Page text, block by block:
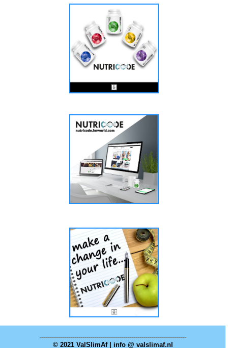
------------------------------------------------------------------------
© 2021 ValSlimAf | info @ valslimaf.nl